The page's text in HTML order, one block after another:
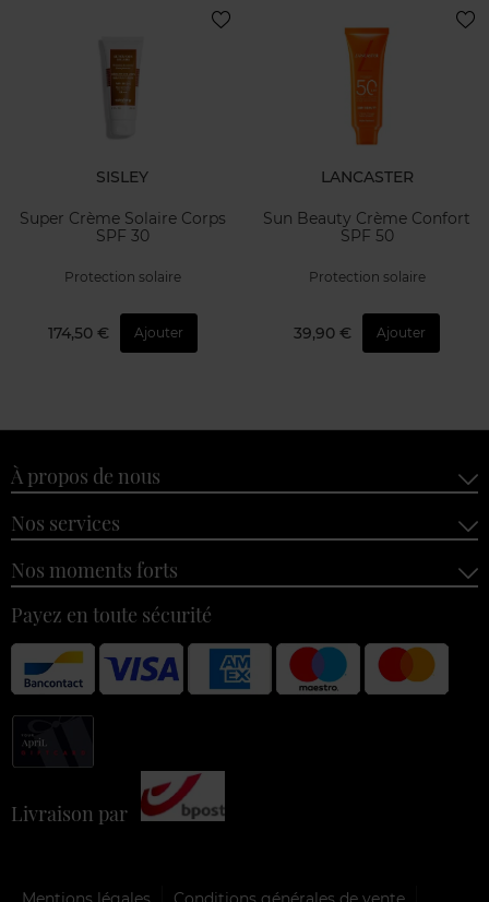
SISLEY
Super Crème Solaire Corps
SPF 30
Protection solaire
174,50 € Ajouter
LANCASTER
Sun Beauty Crème Confort
SPF 50
Protection solaire
39,90 € Ajouter
À propos de nous
Nos services
Nos moments forts
Payez en toute sécurité
Livraison par